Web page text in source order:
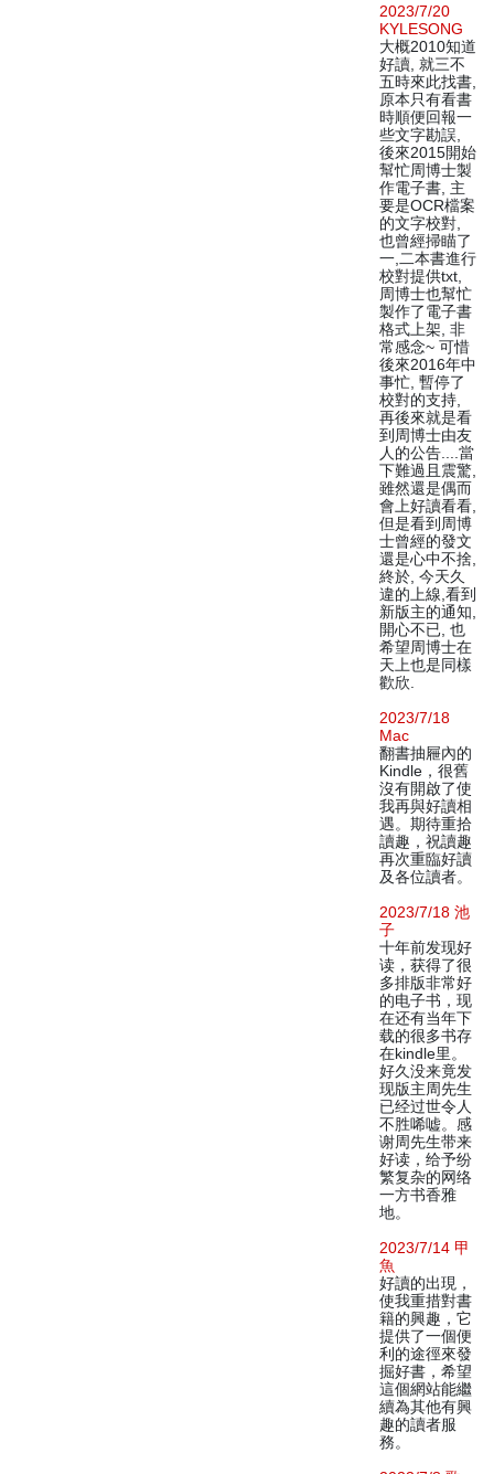
2023/7/20
KYLESONG
大概2010知道
好讀, 就三不
五時來此找書,
原本只有看書
時順便回報一
些文字勘誤,
後來2015開始
幫忙周博士製
作電子書, 主
要是OCR檔案
的文字校對,
也曾經掃瞄了
一,二本書進行
校對提供txt,
周博士也幫忙
製作了電子書
格式上架, 非
常感念~ 可惜
後來2016年中
事忙, 暫停了
校對的支持,
再後來就是看
到周博士由友
人的公告....當
下難過且震驚,
雖然還是偶而
會上好讀看看,
但是看到周博
士曾經的發文
還是心中不捨,
終於, 今天久
違的上線,看到
新版主的通知,
開心不已, 也
希望周博士在
天上也是同樣
歡欣.
2023/7/18
Mac
翻書抽屜內的
Kindle，很舊
沒有開啟了使
我再與好讀相
遇。期待重拾
讀趣，祝讀趣
再次重臨好讀
及各位讀者。
2023/7/18 池
子
十年前发现好
读，获得了很
多排版非常好
的电子书，现
在还有当年下
载的很多书存
在kindle里。
好久没来竟发
现版主周先生
已经过世令人
不胜唏嘘。感
谢周先生带来
好读，给予纷
繁复杂的网络
一方书香雅
地。
2023/7/14 甲
魚
好讀的出現，
使我重措對書
籍的興趣，它
提供了一個便
利的途徑來發
掘好書，希望
這個網站能繼
續為其他有興
趣的讀者服
務。